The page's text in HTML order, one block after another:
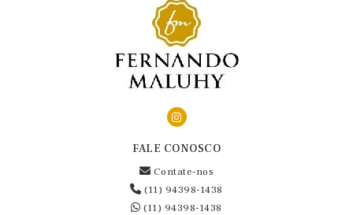
FALE CONOSCO
Contate-nos
(11) 94398-1438
(11) 94398-1438